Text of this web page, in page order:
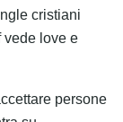
cristiani
vede love e
persone